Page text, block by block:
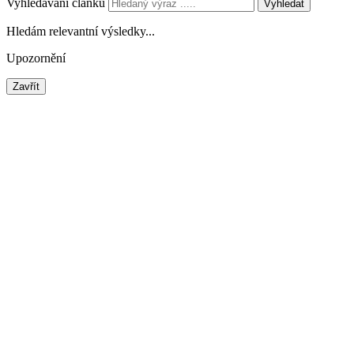
Vyhledat
Hledám relevantní výsledky...
Upozornění
Zavřít